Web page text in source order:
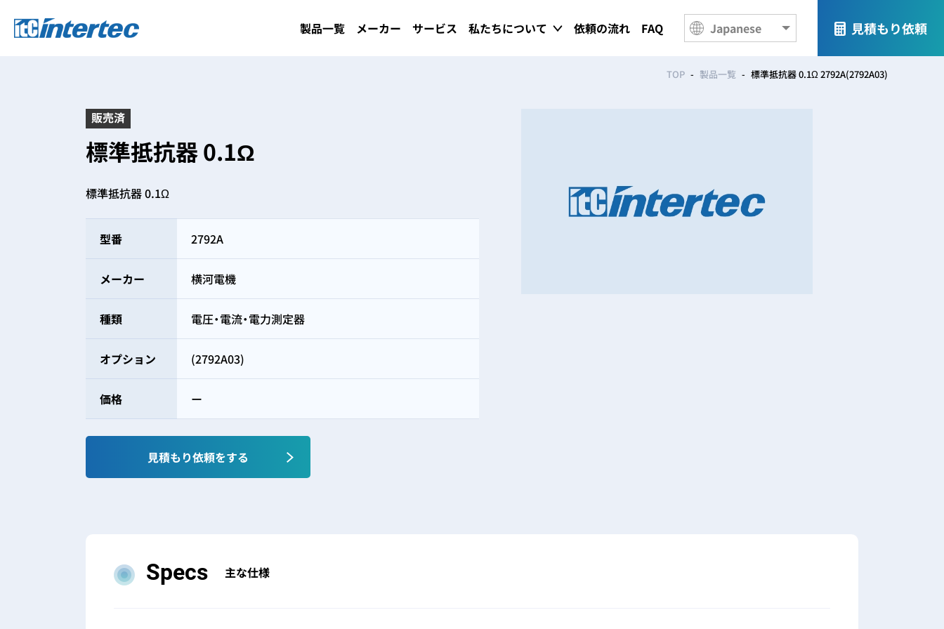
製品一覧 メーカー サービス 私たちについて 依頼の流れ FAQ 見積もり依頼
TOP 製品一覧 標準抵抗器 0.1Ω 2792A(2792A03)
販売済
標準抵抗器 0.1Ω
標準抵抗器 0.1Ω
型番 2792A
メーカー 横河電機
種類 電圧・電流・電力測定器
オプション (2792A03)
価格 ー
見積もり依頼をする
Specs 主な仕様